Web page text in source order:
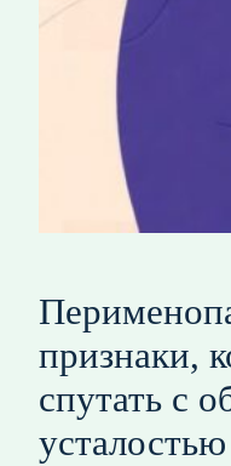
признаки,
спутать с
усталостью